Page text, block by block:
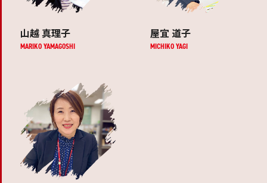
山越 真理子
MARIKO YAMAGOSHI
屋宜 道子
MICHIKO YAGI